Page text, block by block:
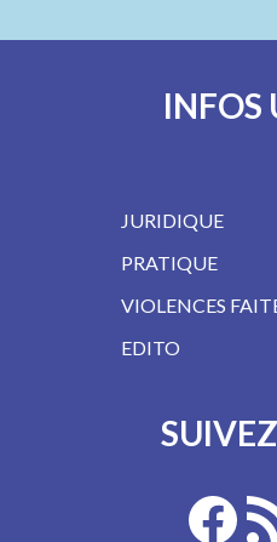
INFOS
JURIDIQUE
PRATIQUE
VIOLENCES
EDITO